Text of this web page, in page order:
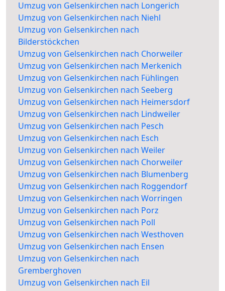
Umzug von Gelsenkirchen nach Longerich
Umzug von Gelsenkirchen nach Niehl
Umzug von Gelsenkirchen nach
Bilderstöckchen
Umzug von Gelsenkirchen nach Chorweiler
Umzug von Gelsenkirchen nach Merkenich
Umzug von Gelsenkirchen nach Fühlingen
Umzug von Gelsenkirchen nach Seeberg
Umzug von Gelsenkirchen nach Heimersdorf
Umzug von Gelsenkirchen nach Lindweiler
Umzug von Gelsenkirchen nach Pesch
Umzug von Gelsenkirchen nach Esch
Umzug von Gelsenkirchen nach Weiler
Umzug von Gelsenkirchen nach Chorweiler
Umzug von Gelsenkirchen nach Blumenberg
Umzug von Gelsenkirchen nach Roggendorf
Umzug von Gelsenkirchen nach Worringen
Umzug von Gelsenkirchen nach Porz
Umzug von Gelsenkirchen nach Poll
Umzug von Gelsenkirchen nach Westhoven
Umzug von Gelsenkirchen nach Ensen
Umzug von Gelsenkirchen nach
Gremberghoven
Umzug von Gelsenkirchen nach Eil